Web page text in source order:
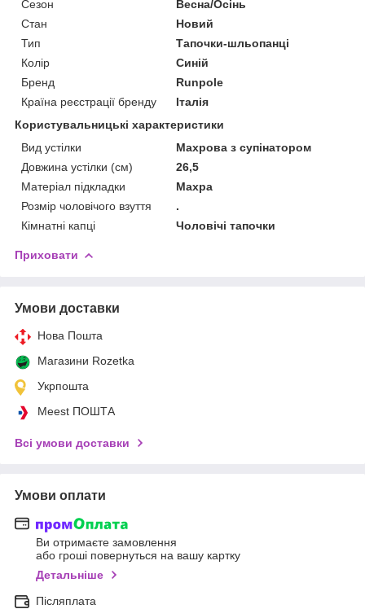
Сезон
Весна/Осінь
Стан
Новий
Тип
Тапочки-шльопанці
Колір
Синій
Бренд
Runpole
Країна реєстрації бренду
Італія
Користувальницькі характеристики
Вид устілки
Махрова з супінатором
Довжина устілки (см)
26,5
Матеріал підкладки
Махра
Розмір чоловічого взуття
.
Кімнатні капці
Чоловічі тапочки
Приховати
Умови доставки
Нова Пошта
Магазини Rozetka
Укрпошта
Meest ПОШТА
Всі умови доставки
Умови оплати
Ви отримаєте замовлення
або гроші повернуться на вашу картку
Детальніше
Післяплата